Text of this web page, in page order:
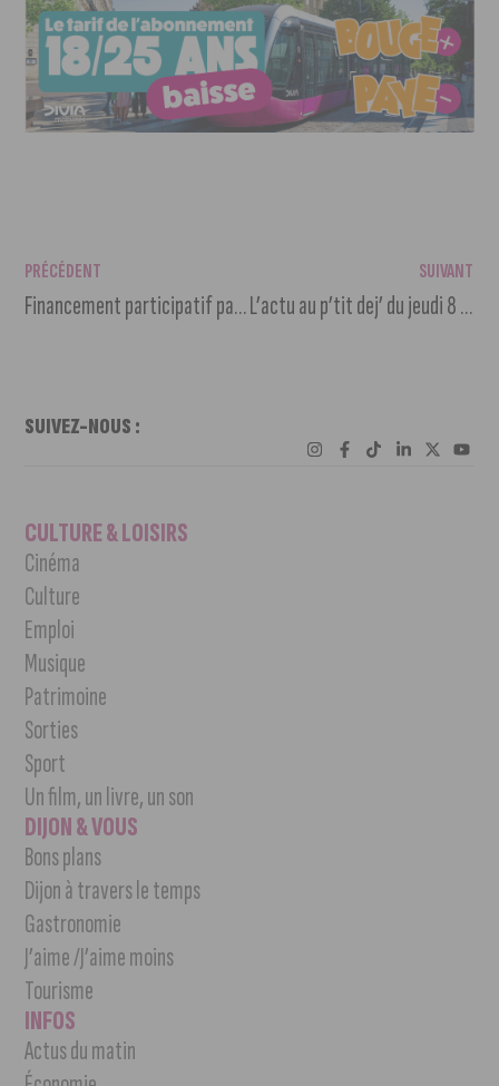
PRÉCÉDENT
Financement participatif par EDF Renouvelables pour Dijon
SUIVANT
L’actu au p’tit dej’ du jeudi 8 avril 2021
SUIVEZ-NOUS :
CULTURE & LOISIRS
Cinéma
Culture
Emploi
Musique
Patrimoine
Sorties
Sport
Un film, un livre, un son
DIJON & VOUS
Bons plans
Dijon à travers le temps
Gastronomie
J’aime /J’aime moins
Tourisme
INFOS
Actus du matin